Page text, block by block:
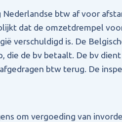
Nederlandse btw af voor
dat de omzetdrempel
verschuldigd is. De
die de bv betaalt. De bv
btw terug. De
om vergoeding van